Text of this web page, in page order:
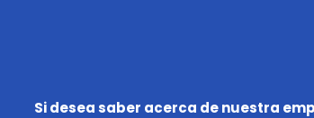
Si desea saber acerca de nuestra